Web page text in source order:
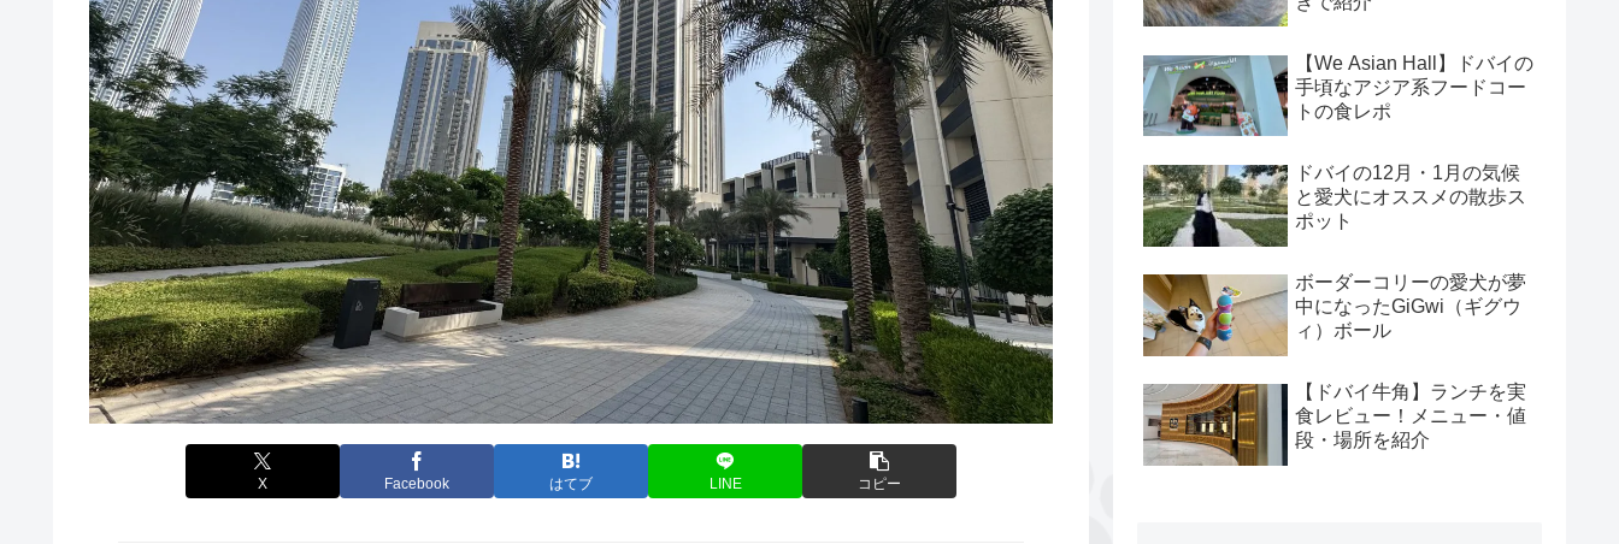
X Facebook はてブ LINE コピー
【We Asian Hall】ドバイの
手頃なアジア系フードコー
トの食レポ
ドバイの12月・1月の気候
と愛犬にオススメの散歩ス
ポット
ボーダーコリーの愛犬が夢
中になったGiGwi（ギグウ
ィ）ボール
【ドバイ牛角】ランチを実
食レビュー！メニュー・値
段・場所を紹介